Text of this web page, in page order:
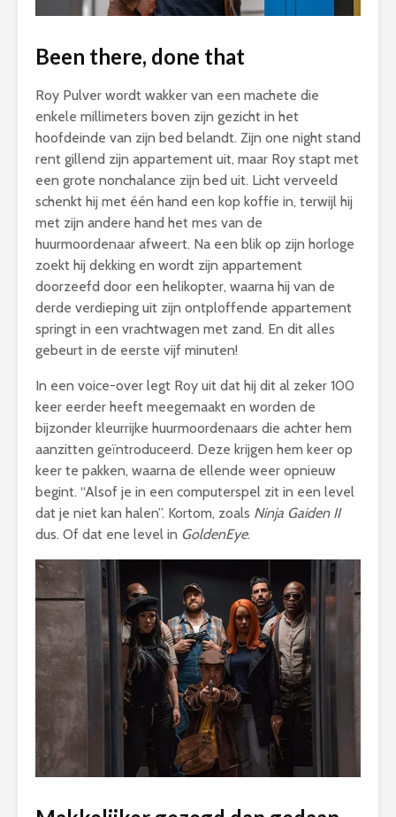
Been there, done that
Roy Pulver wordt wakker van een machete die
enkele millimeters boven zijn gezicht in het
hoofdeinde van zijn bed belandt. Zijn one night stand
rent gillend zijn appartement uit, maar Roy stapt met
een grote nonchalance zijn bed uit. Licht verveeld
schenkt hij met één hand een kop koffie in, terwijl hij
met zijn andere hand het mes van de
huurmoordenaar afweert. Na een blik op zijn horloge
zoekt hij dekking en wordt zijn appartement
doorzeefd door een helikopter, waarna hij van de
derde verdieping uit zijn ontploffende appartement
springt in een vrachtwagen met zand. En dit alles
gebeurt in de eerste vijf minuten!
In een voice-over legt Roy uit dat hij dit al zeker 100
keer eerder heeft meegemaakt en worden de
bijzonder kleurrijke huurmoordenaars die achter hem
aanzitten geïntroduceerd. Deze krijgen hem keer op
keer te pakken, waarna de ellende weer opnieuw
begint. “Alsof je in een computerspel zit in een level
dat je niet kan halen”. Kortom, zoals Ninja Gaiden II
dus. Of dat ene level in GoldenEye.